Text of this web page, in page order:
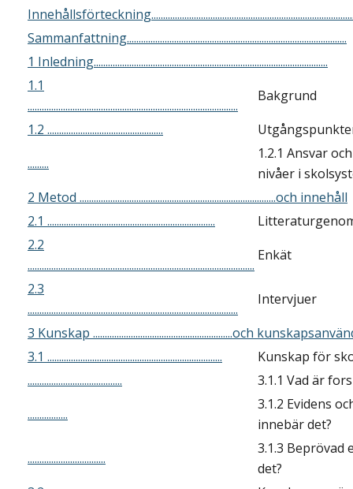
Sammanfattning.............................................................................................
1 Inledning...................................................................................................
1.1
.........................................................................................
Bakgrund
1.2 .................................................
.........
1.2.1 Ansvar
nivåer i
2 Metod ...................................................................................och innehåll
2.1 .......................................................................
2.2
................................................................................................
Enkät
2.3
.........................................................................................
Intervjuer
3 Kunskap ...........................................................och
3.1 ..........................................................................
Kunskap för
........................................
3.1.1 Vad är
.................
3.1.2 Evidens
innebär det?
.................................
3.1.3 Beprövad
det?